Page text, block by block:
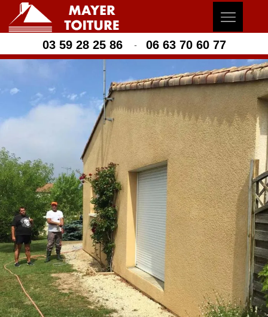
03 59 28 25 86 - 06 63 70 60 77